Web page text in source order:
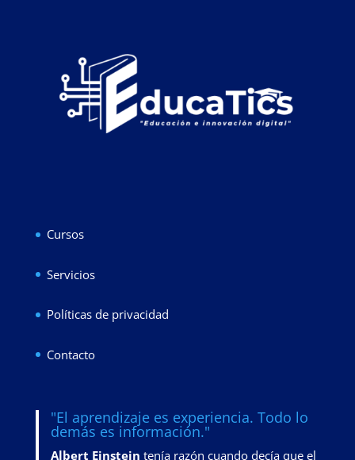
Cursos
Servicios
Políticas de privacidad
Contacto
"El aprendizaje es experiencia. Todo lo
demás es información."
Albert Einstein tenía razón cuando decía que el